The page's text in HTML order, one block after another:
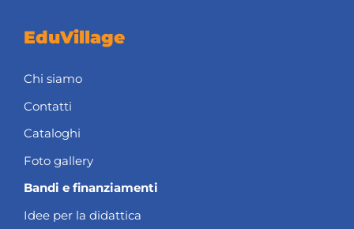
EduVillage
Chi siamo
Contatti
Cataloghi
Foto gallery
Bandi e finanziamenti
Idee per la didattica